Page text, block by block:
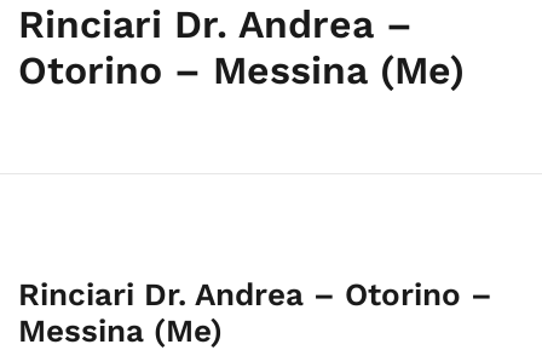
Rinciari Dr. Andrea –
Otorino – Messina (Me)
Rinciari Dr. Andrea – Otorino –
Messina (Me)